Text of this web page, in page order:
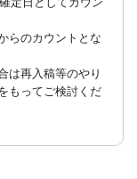
らのカウントとな
は再入稿等のやり
もってご検討くだ